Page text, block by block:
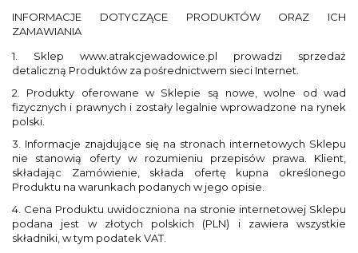
INFORMACJE DOTYCZĄCE PRODUKTÓW ORAZ ICH
ZAMAWIANIA
1. Sklep www.atrakcjewadowice.pl prowadzi sprzedaż
detaliczną Produktów za pośrednictwem sieci Internet.
2. Produkty oferowane w Sklepie są nowe, wolne od wad
fizycznych i prawnych i zostały legalnie wprowadzone na rynek
polski.
3. Informacje znajdujące się na stronach internetowych Sklepu
nie stanowią oferty w rozumieniu przepisów prawa. Klient,
składając Zamówienie, składa ofertę kupna określonego
Produktu na warunkach podanych w jego opisie.
4. Cena Produktu uwidoczniona na stronie internetowej Sklepu
podana jest w złotych polskich (PLN) i zawiera wszystkie
składniki, w tym podatek VAT.